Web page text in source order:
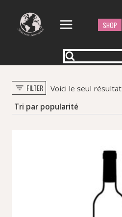
contenu
SHOP
FILTER Voici le seul résultat